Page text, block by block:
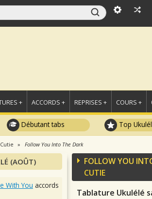
+ ACCORDS + REPRISES + COURS +
Débutant tabs Top
Follow You Into The Dark
FOLLOW YOU
CUTIE
Tablature Ukulélé
(AOÛT)
With You accords